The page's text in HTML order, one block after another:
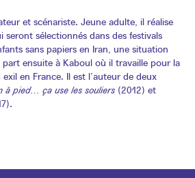
et scénariste. Jeune adulte, il réalise
sélectionnés dans des festivals
sans papiers en Iran, une situation
part ensuite à Kaboul où il travaille pour la
en France. Il est l’auteur de deux
à pied… ça use les souliers(2012) et